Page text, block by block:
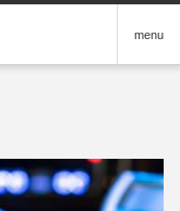
menu